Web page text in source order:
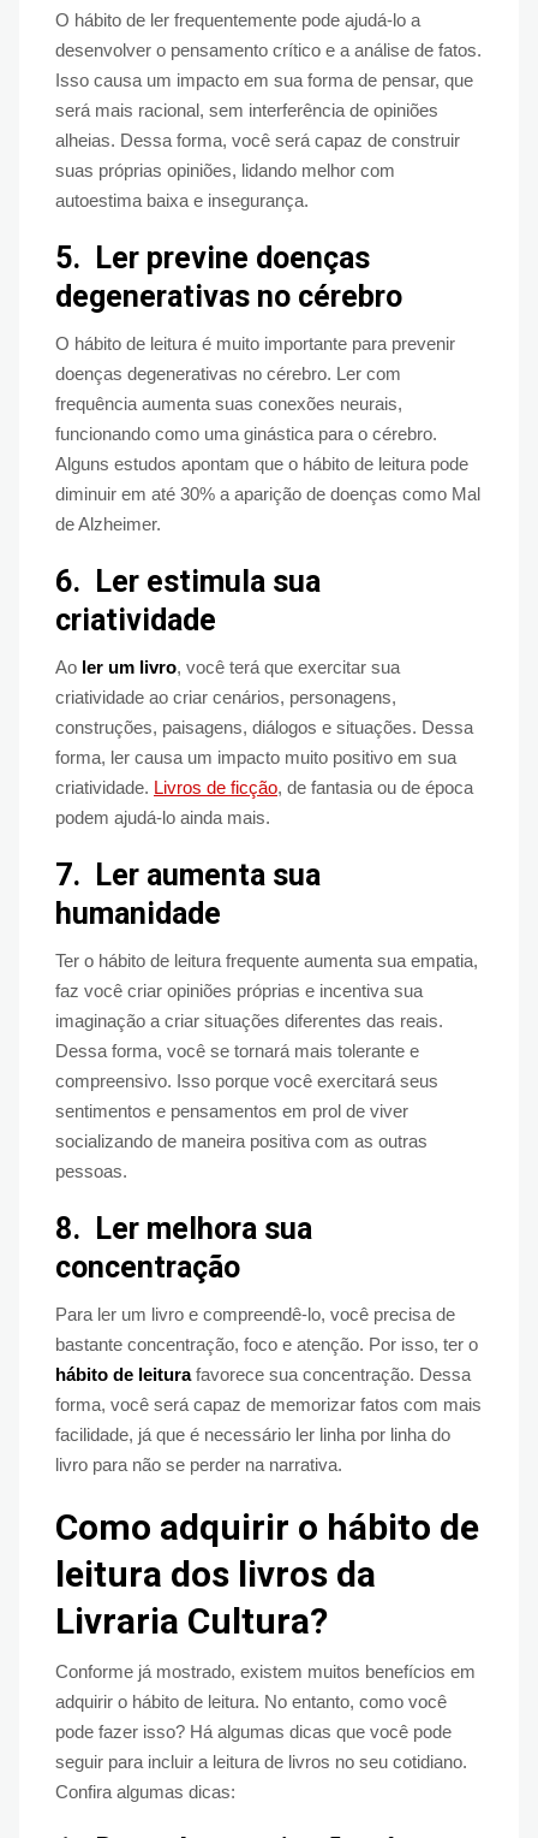
O hábito de ler frequentemente pode ajudá-lo a
desenvolver o pensamento crítico e a análise de fatos.
Isso causa um impacto em sua forma de pensar, que
será mais racional, sem interferência de opiniões
alheias. Dessa forma, você será capaz de construir
suas próprias opiniões, lidando melhor com
autoestima baixa e insegurança.
5. Ler previne doenças
degenerativas no cérebro
O hábito de leitura é muito importante para prevenir
doenças degenerativas no cérebro. Ler com
frequência aumenta suas conexões neurais,
funcionando como uma ginástica para o cérebro.
Alguns estudos apontam que o hábito de leitura pode
diminuir em até 30% a aparição de doenças como Mal
de Alzheimer.
6. Ler estimula sua
criatividade
Ao ler um livro, você terá que exercitar sua
criatividade ao criar cenários, personagens,
construções, paisagens, diálogos e situações. Dessa
forma, ler causa um impacto muito positivo em sua
criatividade. Livros de ficção, de fantasia ou de época
podem ajudá-lo ainda mais.
7. Ler aumenta sua
humanidade
Ter o hábito de leitura frequente aumenta sua empatia,
faz você criar opiniões próprias e incentiva sua
imaginação a criar situações diferentes das reais.
Dessa forma, você se tornará mais tolerante e
compreensivo. Isso porque você exercitará seus
sentimentos e pensamentos em prol de viver
socializando de maneira positiva com as outras
pessoas.
8. Ler melhora sua
concentração
Para ler um livro e compreendê-lo, você precisa de
bastante concentração, foco e atenção. Por isso, ter o
hábito de leiturafavorece sua concentração. Dessa
forma, você será capaz de memorizar fatos com mais
facilidade, já que é necessário ler linha por linha do
livro para não se perder na narrativa.
Como adquirir o hábito de
leitura dos livros da
Livraria Cultura?
Conforme já mostrado, existem muitos benefícios em
adquirir o hábito de leitura. No entanto, como você
pode fazer isso? Há algumas dicas que você pode
seguir para incluir a leitura de livros no seu cotidiano.
Confira algumas dicas: